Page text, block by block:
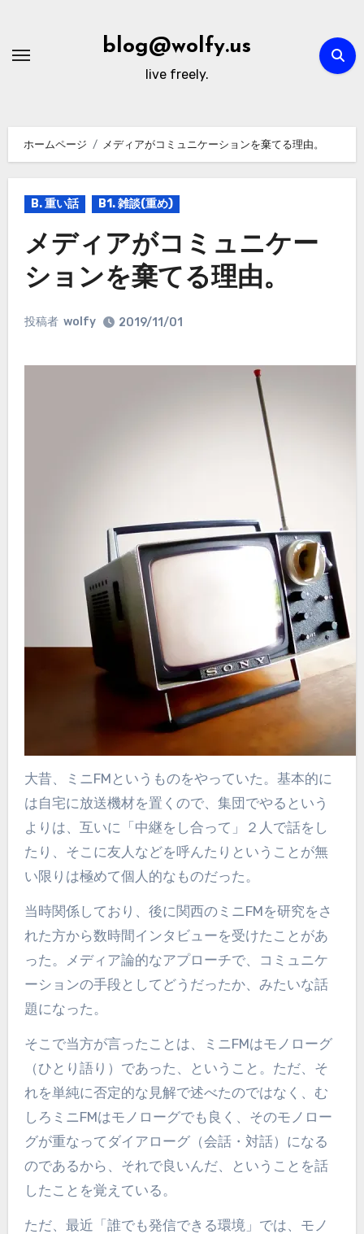
blog@wolfy.us
live freely.
ホームページ メディアがコミュニケーションを棄てる理由。
B. 重い話 B1. 雑談(重め)
メディアがコミュニケー
ションを棄てる理由。
投稿者 wolfy 2019/11/01
大昔、ミニFMというものをやっていた。基本的に
は自宅に放送機材を置くので、集団でやるという
よりは、互いに「中継をし合って」２人で話をし
たり、そこに友人などを呼んたりということが無
い限りは極めて個人的なものだった。
当時関係しており、後に関西のミニFMを研究をさ
れた方から数時間インタビューを受けたことがあ
った。メディア論的なアプローチで、コミュニケ
ーションの手段としてどうだったか、みたいな話
題になった。
そこで当方が言ったことは、ミニFMはモノローグ
（ひとり語り）であった、ということ。ただ、そ
れを単純に否定的な見解で述べたのではなく、む
しろミニFMはモノローグでも良く、そのモノロー
グが重なってダイアローグ（会話・対話）になる
のであるから、それで良いんだ、ということを話
したことを覚えている。
ただ、最近「誰でも発信できる環境」では、モノ